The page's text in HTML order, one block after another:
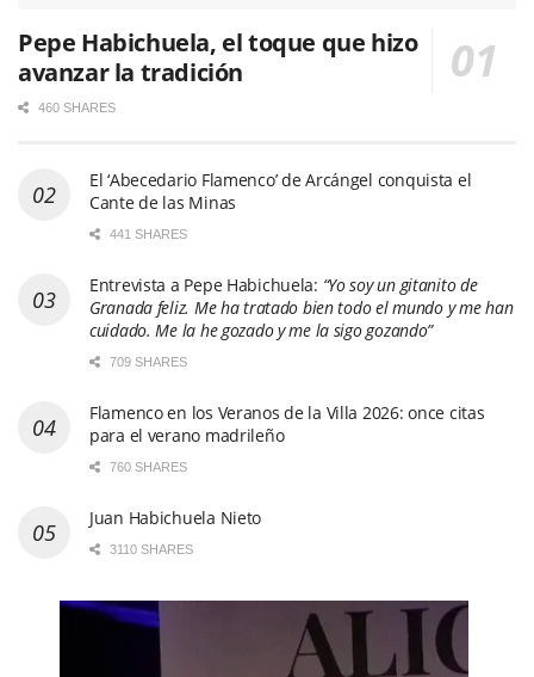
Pepe Habichuela, el toque que hizo
avanzar la tradición
460 SHARES
El ‘Abecedario Flamenco’ de Arcángel conquista el
Cante de las Minas
441 SHARES
Entrevista a Pepe Habichuela: “Yo soy un gitanito de
Granada feliz. Me ha tratado bien todo el mundo y me han
cuidado. Me la he gozado y me la sigo gozando”
709 SHARES
Flamenco en los Veranos de la Villa 2026: once citas
para el verano madrileño
760 SHARES
Juan Habichuela Nieto
3110 SHARES